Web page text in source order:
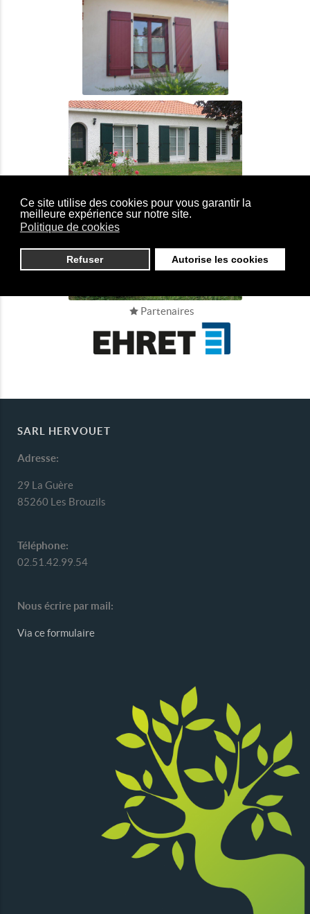
Ce site utilise des cookies pour vous garantir la
meilleure expérience sur notre site.
Politique de cookies
Refuser Autorise les cookies
Partenaires
SARL HERVOUET
Adresse:
29 La Guère
85260 Les Brouzils
Téléphone:
02.51.42.99.54
Nous écrire par mail:
Via ce formulaire